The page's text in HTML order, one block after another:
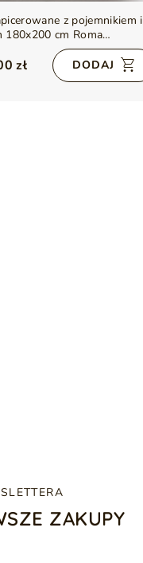
z pojemnikiem i
180x200 cm Roma
zł DODAJ
ZAKUPY